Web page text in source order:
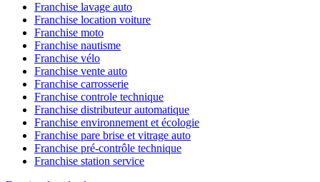
Franchise lavage auto
Franchise location voiture
Franchise moto
Franchise nautisme
Franchise vélo
Franchise vente auto
Franchise carrosserie
Franchise controle technique
Franchise distributeur automatique
Franchise environnement et écologie
Franchise pare brise et vitrage auto
Franchise pré-contrôle technique
Franchise station service